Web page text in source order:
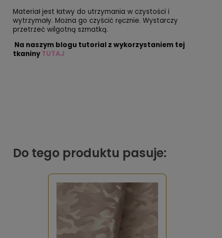
Materiał jest łatwy do utrzymania w czystości i
wytrzymały. Można go czyścić ręcznie. Wystarczy
przetrzeć wilgotną szmatką.
Na naszym blogu tutorial z wykorzystaniem tej
tkaninyTUTAJ
Do tego produktu pasuje: